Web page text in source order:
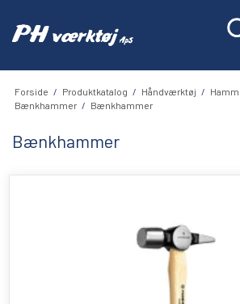
Forside / Produktkatalog / Håndværktøj /
Bænkhammer / Bænkhammer
Bænkhammer